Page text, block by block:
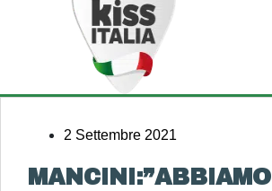
2 Settembre 2021
MANCINI:”ABBIAMO